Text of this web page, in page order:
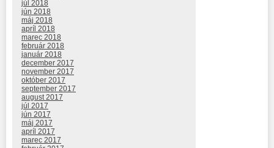
júl 2018
jún 2018
máj 2018
apríl 2018
marec 2018
február 2018
január 2018
december 2017
november 2017
október 2017
september 2017
august 2017
júl 2017
jún 2017
máj 2017
apríl 2017
marec 2017